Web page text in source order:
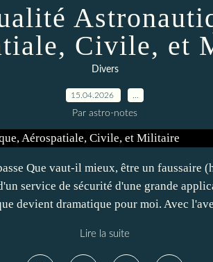
Civile, et
Divers
15.04.2026
Par astro-notes
Que vaut-il mieux, être un faussaire
service de sécurité d'une grande
devient dramatique pour moi. Avec
Lire la suite